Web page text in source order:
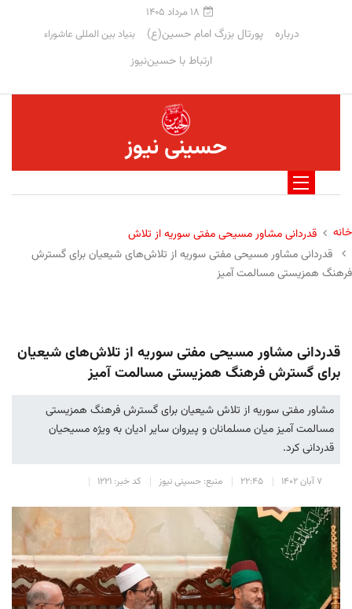
۱۸ مرداد ۱۴۰۵
درباره پورتال بزرگ امام حسین(ع) بنیاد بین المللی عاشوراء
ارتباط با حسین‌نیوز
حسینی نیوز
خانه
قدردانی مشاور مسیحی مفتی سوریه از تلاش
قدردانی مشاور مسیحی مفتی سوریه از تلاش‌های شیعیان برای گسترش
فرهنگ همزیستی مسالمت آمیز
قدردانی مشاور مسیحی مفتی سوریه از تلاش‌های شیعیان
برای گسترش فرهنگ همزیستی مسالمت آمیز
مشاور مفتی سوریه از تلاش شیعیان برای گسترش فرهنگ همزيستی
مسالمت آميز میان مسلمانان و پیروان سایر ادیان به ویژه مسیحیان
قدردانی کرد.
۷ آبان ۱۴۰۲ ۲۲:۴۵ منبع: حسینی نیوز کد خبر: ۱۲۲۱